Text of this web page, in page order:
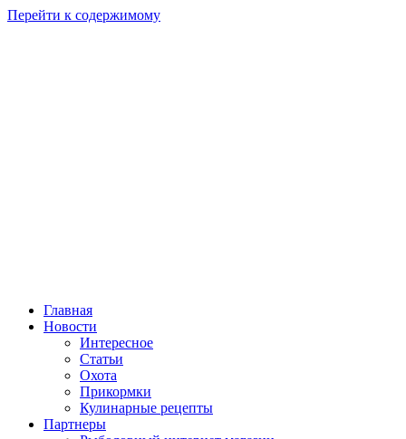
Перейти к содержимому
Главная
Новости
Интересное
Статьи
Охота
Прикормки
Кулинарные рецепты
Партнеры